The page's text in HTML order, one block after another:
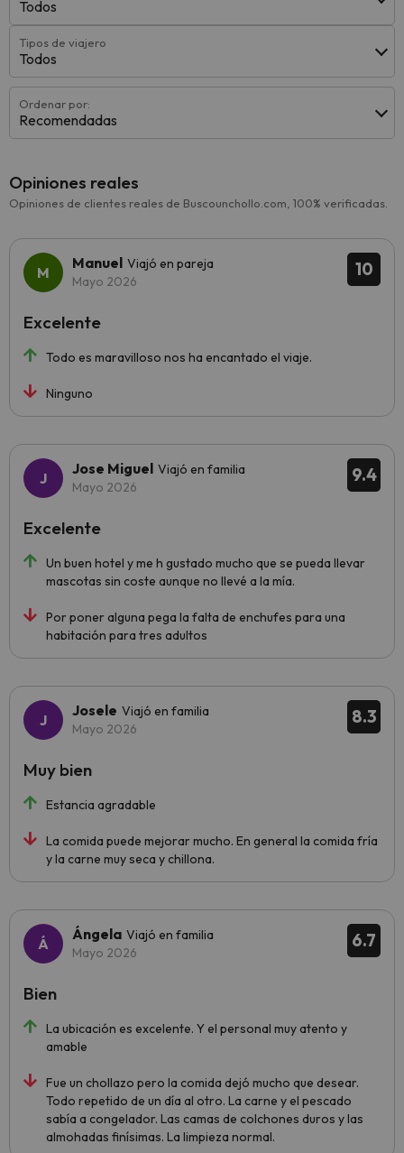
Todos
Tipos de viajero
Todos
Ordenar por:
Recomendadas
Opiniones reales
Opiniones de clientes reales de Buscounchollo.com, 100% verificadas.
10
Manuel Viajó en pareja
Mayo 2026
Todo es maravilloso nos ha encantado el viaje.
Ninguno
Excelente
9.4
Jose Miguel Viajó en familia
Mayo 2026
Un buen hotel y me h gustado mucho que se pueda llevar
mascotas sin coste aunque no llevé a la mía.
Por poner alguna pega la falta de enchufes para una
habitación para tres adultos
Excelente
8.3
Josele Viajó en familia
Mayo 2026
Estancia agradable
La comida puede mejorar mucho. En general la comida fría
y la carne muy seca y chillona.
Muy bien
6.7
Ángela Viajó en familia
Mayo 2026
La ubicación es excelente. Y el personal muy atento y
amable
Fue un chollazo pero la comida dejó mucho que desear.
Todo repetido de un día al otro. La carne y el pescado
sabía a congelador. Las camas de colchones duros y las
almohadas finísimas. La limpieza normal.
Bien